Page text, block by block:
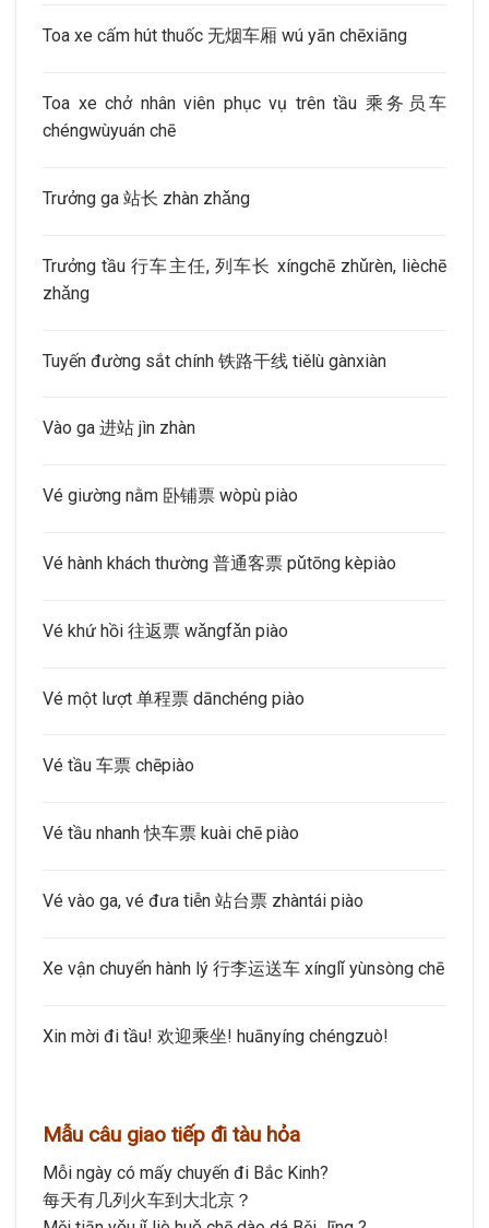
Toa xe cấm hút thuốc 无烟车厢 wú yān chēxiāng
Toa xe chở nhân viên phục vụ trên tầu 乘务员车
chéngwùyuán chē
Trưởng ga 站长 zhàn zhǎng
Trưởng tầu 行车主任, 列车长 xíngchē zhǔrèn, lièchē
zhǎng
Tuyến đường sắt chính 铁路干线 tiělù gànxiàn
Vào ga 进站 jìn zhàn
Vé giường nằm 卧铺票 wòpù piào
Vé hành khách thường 普通客票 pǔtōng kèpiào
Vé khứ hồi 往返票 wǎngfǎn piào
Vé một lượt 单程票 dānchéng piào
Vé tầu 车票 chēpiào
Vé tầu nhanh 快车票 kuài chē piào
Vé vào ga, vé đưa tiễn 站台票 zhàntái piào
Xe vận chuyển hành lý 行李运送车 xínglǐ yùnsòng chē
Xin mời đi tầu! 欢迎乘坐! huānyíng chéngzuò!
Mẫu câu giao tiếp đi tàu hỏa
Mỗi ngày có mấy chuyến đi Bắc Kinh?
每天有几列火车到大北京？